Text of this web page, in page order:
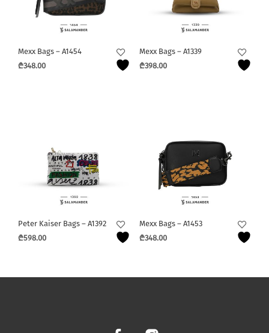
Mexx Bags – A1454
₾348.00
Mexx Bags – A1339
₾398.00
Peter Kaiser Bags – A1392
₾598.00
Mexx Bags – A1453
₾348.00